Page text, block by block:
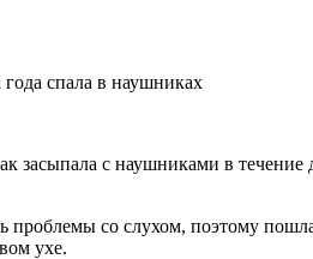
засыпала с наушниками в
со слухом, поэтому
ухе.